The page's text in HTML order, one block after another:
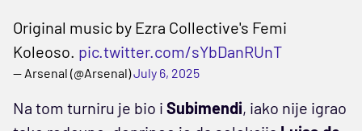
Original music by Ezra Collective's Femi
Koleoso. pic.twitter.com/sYbDanRUnT
— Arsenal (@Arsenal)July 6, 2025
Na tom turniru je bio i Subimendi, iako nije igrao